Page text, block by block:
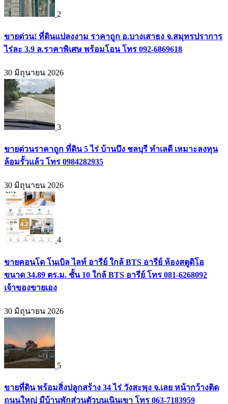
2
ขายด่วน! ที่ดินแปลงงาม ราคาถูก อ.บางเสาธง จ.สมุทรปราการ
ไร่ละ 3.9 ล.ราคาพิเศษ พร้อมโอน โทร 092-6869618
30 มิถุนายน 2026
3
ขายด่วนราคาถูก ที่ดิน 5 ไร่ บ้านบึง ชลบุรี ทำเลดี เหมาะลงทุน
ล้อมรั้วแล้ว โทร 0984282935
30 มิถุนายน 2026
4
ขายคอนโด โนเบิล ไลท์ อารีย์ ใกล้ BTS อารีย์ ห้องสตูดิโอ
ขนาด 34.89 ตร.ม. ชั้น 10 ใกล้ BTS อารีย์ โทร 081-6268092
เจ้าของขายเอง
30 มิถุนายน 2026
5
ขายที่ดิน พร้อมสิ่งปลูกสร้าง 34 ไร่ วังสะพุง จ.เลย หน้ากว้างติด
ถนนใหญ่ มีบ้านพักส่วนตัวบนเนินเขา โทร 063-7183959